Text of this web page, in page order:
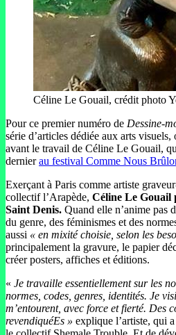
Céline Le Gouail, crédit photo
Pour ce premier numéro de Dessine-
série d’articles dédiée aux arts visuels,
avant le travail de Céline Le Gouail,
dernierau festival Comme Nous
Exerçant à Paris comme artiste
collectif l’Arapède, Céline Le Gouail
Saint Denis. Quand elle n’anime pas
du genre, des féminismes et des
aussi « en mixité choisie, selon les
principalement la gravure, le papier
créer posters, affiches et éditions.
« Je travaille essentiellement sur les
normes, codes, genres, identités. Je
m’entourent, avec force et fierté. Des
revendiquéEs » explique l’artiste, qui